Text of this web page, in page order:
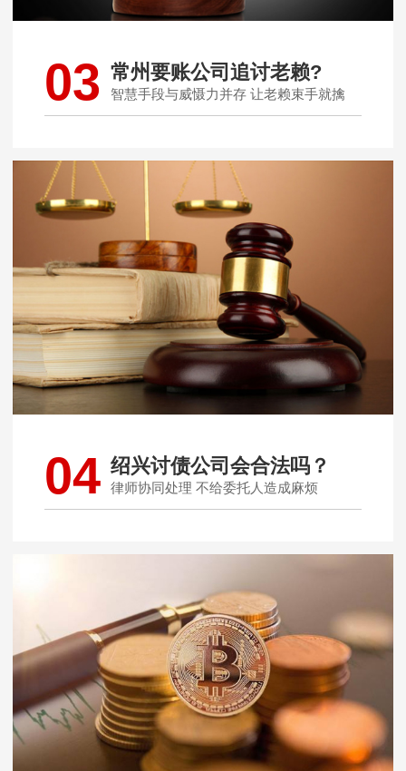
03 常州要账公司追讨老赖?
智慧手段与威慑力并存 让老赖束手就擒
04 绍兴讨债公司会合法吗？
律师协同处理 不给委托人造成麻烦